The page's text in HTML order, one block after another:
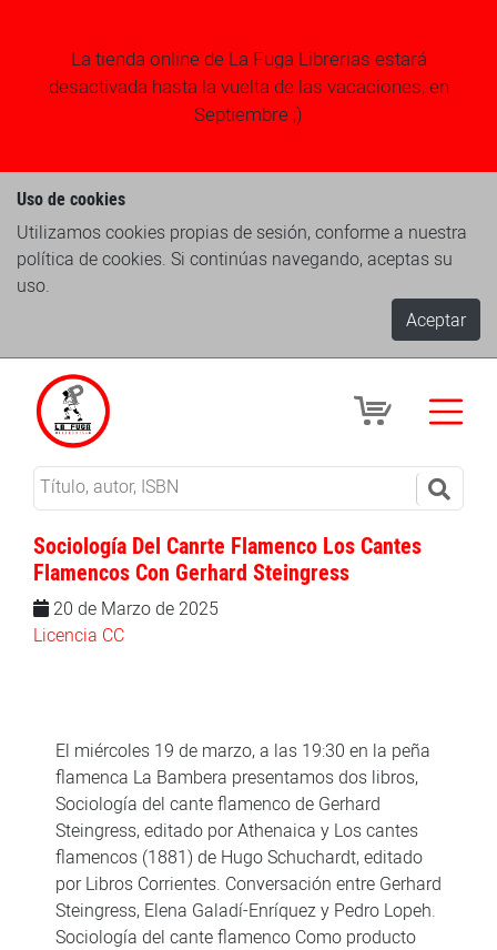
La tienda online de La Fuga Librerias estará
desactivada hasta la vuelta de las vacaciones, en
Septiembre ;)
Uso de cookies
Utilizamos cookies propias de sesión, conforme a nuestra
política de cookies. Si continúas navegando, aceptas su
uso.
Aceptar
Sociología Del Canrte Flamenco Los Cantes
Flamencos Con Gerhard Steingress
20 de Marzo de 2025
Licencia CC
El miércoles 19 de marzo, a las 19:30 en la peña
flamenca La Bambera presentamos dos libros,
Sociología del cante flamenco de Gerhard
Steingress, editado por Athenaica y Los cantes
flamencos (1881) de Hugo Schuchardt, editado
por Libros Corrientes. Conversación entre Gerhard
Steingress, Elena Galadí-Enríquez y Pedro Lopeh.
Sociología del cante flamenco Como producto